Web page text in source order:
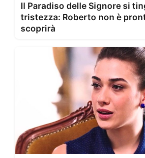
Il Paradiso delle Signore si
tristezza: Roberto non è
scoprirà